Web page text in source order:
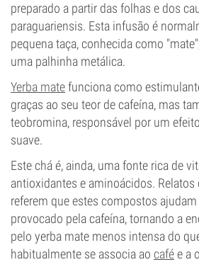
preparado a partir das folhas e dos
paraguariensis. Esta infusão é
pequena taça, conhecida como
uma palhinha metálica.
Yerba matefunciona como
graças ao seu teor de cafeína, mas
teobromina, responsável por um
suave.
Este chá é, ainda, uma fonte rica de
antioxidantes e aminoácidos.
referem que estes compostos
provocado pela cafeína, tornando a
pelo yerba mate menos intensa do
habitualmente se associa ao cafée a